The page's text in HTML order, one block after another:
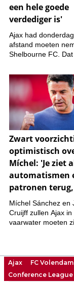
Ajax FC Volendam
Conference League